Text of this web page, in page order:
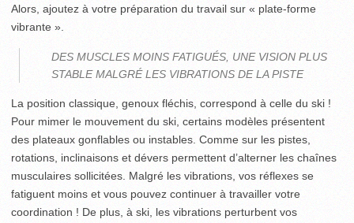
Alors, ajoutez à votre préparation du travail sur « plate-forme
vibrante ».
DES MUSCLES MOINS FATIGUÉS, UNE VISION PLUS
STABLE MALGRÉ LES VIBRATIONS DE LA PISTE
La position classique, genoux fléchis, correspond à celle du ski !
Pour mimer le mouvement du ski, certains modèles présentent
des plateaux gonflables ou instables. Comme sur les pistes,
rotations, inclinaisons et dévers permettent d’alterner les chaînes
musculaires sollicitées. Malgré les vibrations, vos réflexes se
fatiguent moins et vous pouvez continuer à travailler votre
coordination ! De plus, à ski, les vibrations perturbent vos